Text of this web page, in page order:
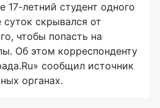
17-летний студент одного
скрывался от
чтобы попасть на
Об этом корреспонденту
сообщил источник
органах.